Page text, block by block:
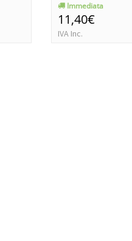
Immediata
11,40€
IVA Inc.